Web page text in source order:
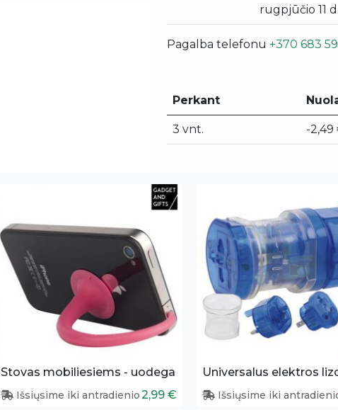
rugpjūčio 11 d.
Pagalba telefonu +370 683
Perkant
3 vnt. -2,49
Stovas mobiliesiems - uodega
Išsiųsime iki antradienio2,99 € Išsiųsime iki